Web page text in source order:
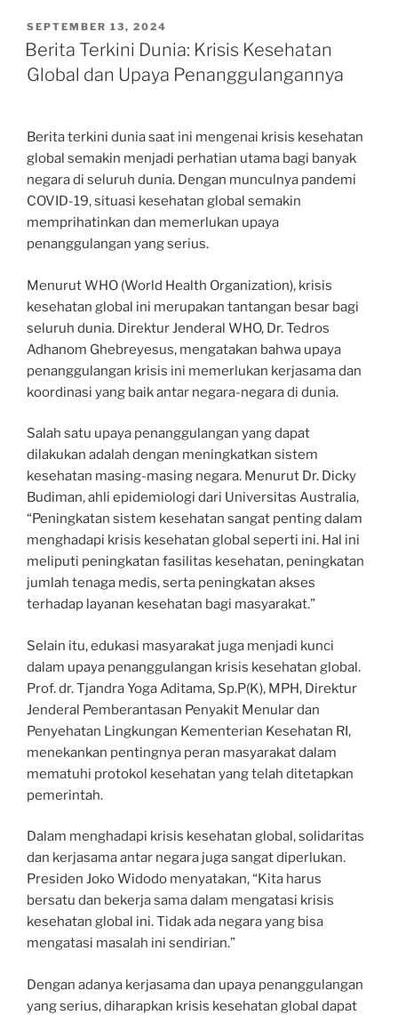
POSTED
ON
SEPTEMBER 13, 2024
Berita Terkini Dunia: Krisis Kesehatan
Global dan Upaya Penanggulangannya
Berita terkini dunia saat ini mengenai krisis kesehatan
global semakin menjadi perhatian utama bagi banyak
negara di seluruh dunia. Dengan munculnya pandemi
COVID-19, situasi kesehatan global semakin
memprihatinkan dan memerlukan upaya
penanggulangan yang serius.
Menurut WHO (World Health Organization), krisis
kesehatan global ini merupakan tantangan besar bagi
seluruh dunia. Direktur Jenderal WHO, Dr. Tedros
Adhanom Ghebreyesus, mengatakan bahwa upaya
penanggulangan krisis ini memerlukan kerjasama dan
koordinasi yang baik antar negara-negara di dunia.
Salah satu upaya penanggulangan yang dapat
dilakukan adalah dengan meningkatkan sistem
kesehatan masing-masing negara. Menurut Dr. Dicky
Budiman, ahli epidemiologi dari Universitas Australia,
“Peningkatan sistem kesehatan sangat penting dalam
menghadapi krisis kesehatan global seperti ini. Hal ini
meliputi peningkatan fasilitas kesehatan, peningkatan
jumlah tenaga medis, serta peningkatan akses
terhadap layanan kesehatan bagi masyarakat.”
Selain itu, edukasi masyarakat juga menjadi kunci
dalam upaya penanggulangan krisis kesehatan global.
Prof. dr. Tjandra Yoga Aditama, Sp.P(K), MPH, Direktur
Jenderal Pemberantasan Penyakit Menular dan
Penyehatan Lingkungan Kementerian Kesehatan RI,
menekankan pentingnya peran masyarakat dalam
mematuhi protokol kesehatan yang telah ditetapkan
pemerintah.
Dalam menghadapi krisis kesehatan global, solidaritas
dan kerjasama antar negara juga sangat diperlukan.
Presiden Joko Widodo menyatakan, “Kita harus
bersatu dan bekerja sama dalam mengatasi krisis
kesehatan global ini. Tidak ada negara yang bisa
mengatasi masalah ini sendirian.”
Dengan adanya kerjasama dan upaya penanggulangan
yang serius, diharapkan krisis kesehatan global dapat